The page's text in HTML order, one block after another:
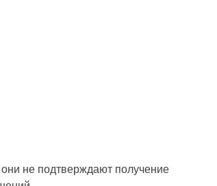
не подтверждают получение